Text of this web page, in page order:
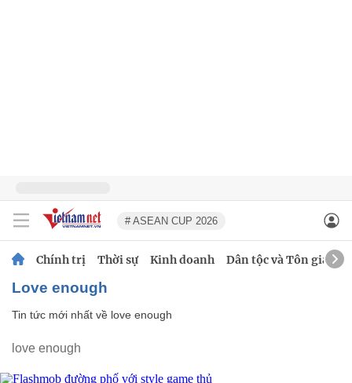
# ASEAN CUP 2026
Chính trị Thời sự Kinh doanh Dân tộc và Tôn giáo
love enough
Tin tức mới nhất về love enough
love enough